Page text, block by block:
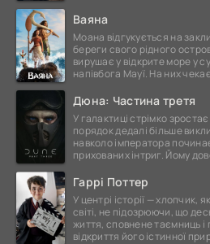
Ваяна
Моана відгукується на
береги свого рідного
вирушає у відкрите море у
напівбога Мауї. На них
Дюна: Частина третя
У галактиці стрімко
порядок дедалі більше
навколо імператора
прихованих інтриг. Йому
Гаррі Поттер
У центрі історії — хлопчик,
світі, не підозрюючи, що
життя, сповнене таємниць і
відкриття його істинної